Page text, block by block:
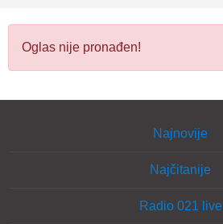
Oglas nije pronađen!
Najnovije
Najčitanije
Radio 021 live